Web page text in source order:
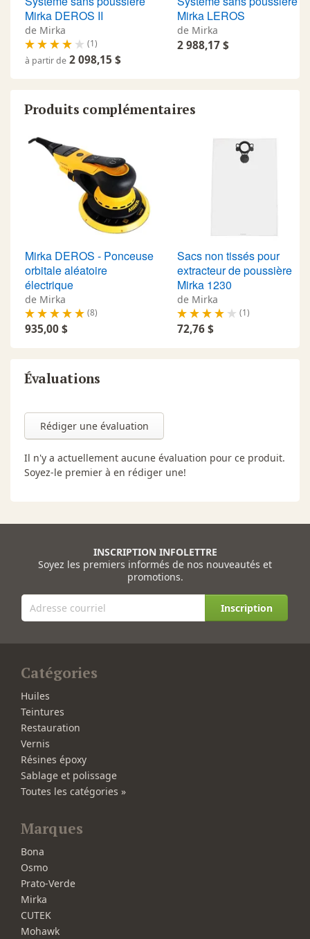
Application myMirka
Mirka sont équipées de capteurs et de la connectivité
Bluetooth® pour permettre un suivi des données de
vitesse et de vibrations en temps réel.
d'information
Garantie 2+1
Les ponceuses Mirka sont garanties 24 mois contre tous
vices matériels et de fabrication. Enregistrez votre
d'1 an de garantie supplémentaire.
Mirka DEROS II
de Mirka
(1)
à partir de 2 098,15 $
Mirka LEROS
de Mirka
2 988,17 $
Produits complémentaires
Mirka DEROS - Ponceuse
orbitale aléatoire
électrique
de Mirka
(8)
935,00 $
Sacs non tissés pour
extracteur de poussière
Mirka 1230
de Mirka
(1)
72,76 $
Évaluations
Rédiger une évaluation
Il n'y a actuellement aucune évaluation pour ce produit.
Soyez-le premier à en rédiger une!
INSCRIPTION INFOLETTRE
Soyez les premiers informés de nos nouveautés et
promotions.
Inscription
Catégories
Huiles
Teintures
Restauration
Vernis
Résines époxy
Sablage et polissage
Toutes les catégories »
Marques
Bona
Osmo
Prato-Verde
Mirka
CUTEK
Mohawk